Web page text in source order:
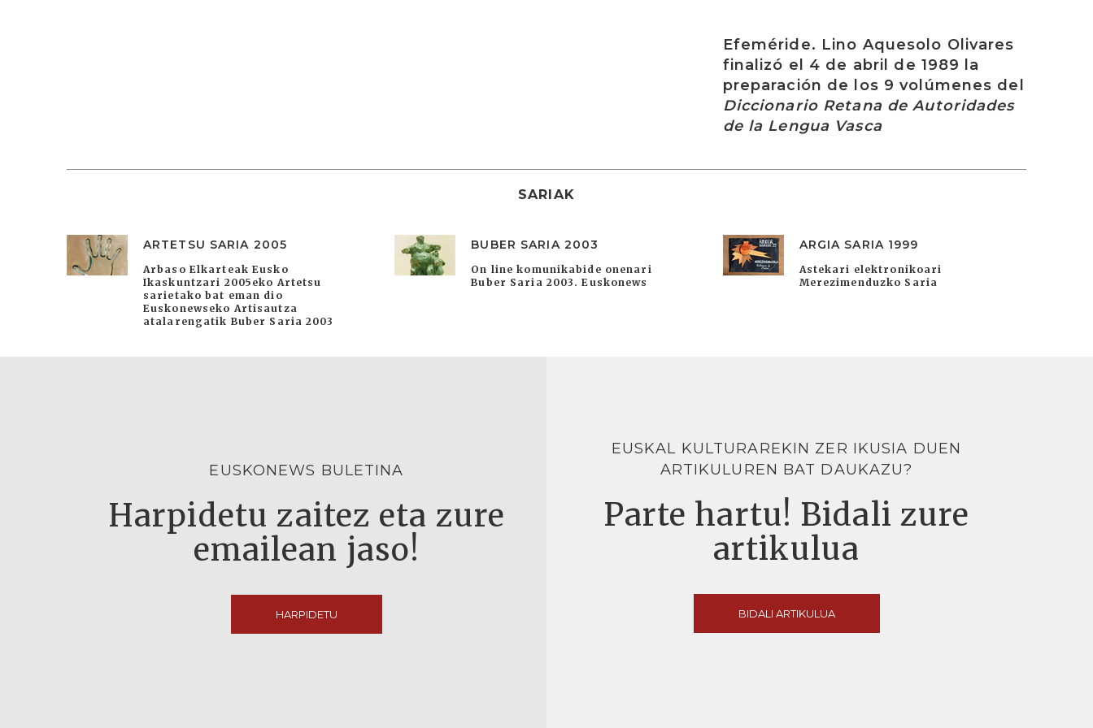
Efeméride. Lino Aquesolo Olivares
finalizó el 4 de abril de 1989 la
preparación de los 9 volúmenes del
Diccionario Retana de Autoridades
de la Lengua Vasca
SARIAK
ARTETSU SARIA 2005
Arbaso Elkarteak Eusko
Ikaskuntzari 2005eko Artetsu
sarietako bat eman dio
Euskonewseko Artisautza
atalarengatik Buber Saria 2003
BUBER SARIA 2003
On line komunikabide onenari
Buber Saria 2003. Euskonews
ARGIA SARIA 1999
Astekari elektronikoari
Merezimenduzko Saria
EUSKONEWS BULETINA
Harpidetu zaitez eta zure
emailean jaso!
HARPIDETU
EUSKAL KULTURAREKIN ZER IKUSIA DUEN
ARTIKULUREN BAT DAUKAZU?
Parte hartu! Bidali zure
artikulua
BIDALI ARTIKULUA